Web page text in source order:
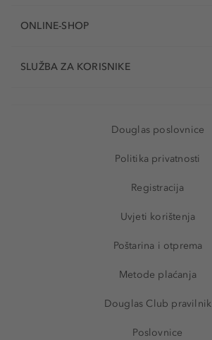
ONLINE-SHOP
SLUŽBA ZA KORISNIKE
Douglas poslovnice
Politika privatnosti
Registracija
Uvjeti korištenja
Poštarina i otprema
Metode plaćanja
Douglas Club pravilnik
Poslovnice